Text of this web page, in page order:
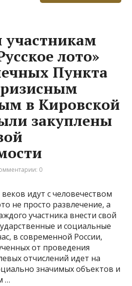
участникам
лото»
Пункта
в Кировской
закуплены
0
идут с человечеством
не просто развлечение, а
участника внести свой
и социальные
в современной России,
от проведения
отчислений идет на
значимых объектов и
…